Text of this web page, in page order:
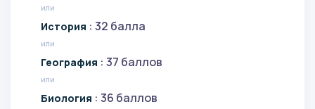
или
История : 32 балла
или
География : 37 баллов
или
Биология : 36 баллов